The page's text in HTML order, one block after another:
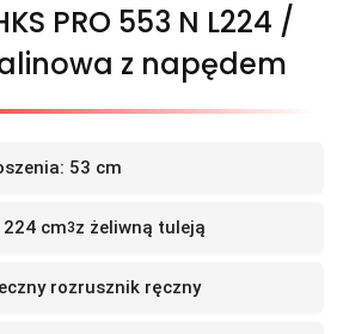
PRO 553 N L224 /
z napędem
53 cm
cm3z żeliwną tuleją
rozrusznik ręczny